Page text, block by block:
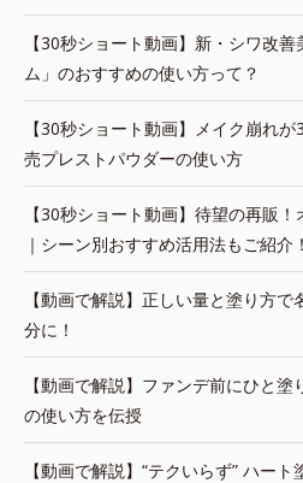
【30秒ショート動画】新・シワ改
ム」のおすすめの使い方って？
【30秒ショート動画】メイク崩れ
売プレストパウダーの使い方
【30秒ショート動画】待望の再販
｜シーン別おすすめ活用法もご紹介！
【動画で解説】正しい量と塗り方
分に！
【動画で解説】ファンデ前にひと
の使い方を伝授
【動画で解説】“テクいらず” ハー